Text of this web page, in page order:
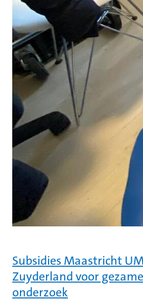
Subsidies Maastricht
Zuyderland voor
onderzoek